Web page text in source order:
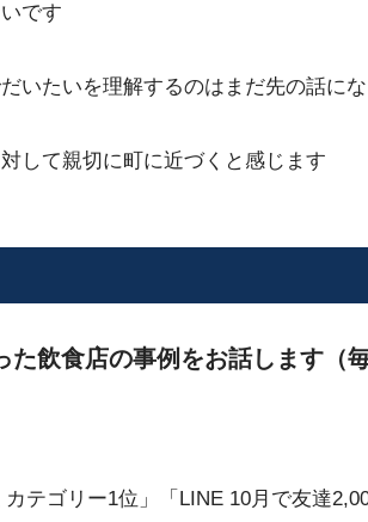
です
いたいを理解するのはまだ先の話に
して親切に町に近づくと感じます
飲食店の事例をお話します（
テゴリー1位」「LINE 10月で友達